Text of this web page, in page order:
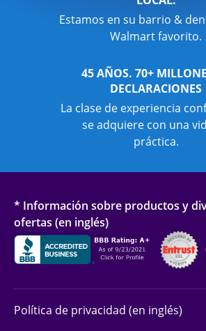
Estamos en su barrio &
Walmart favorito.
45 AÑOS. 70+
DECLARACIONES
La clase de experiencia
se adquiere con una
práctica.
* Información sobre productos y
ofertas (en inglés)
Política de privacidad (en inglés)